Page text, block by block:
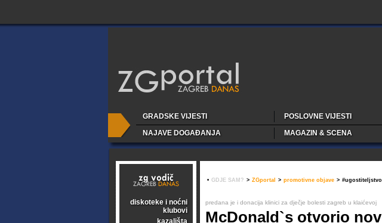
GRADSKE VIJESTI POSLOVNE VIJESTI
NAJAVE DOGAĐANJA
MAGAZIN & SCENA
diskoteke i noćni
klubovi
kazališta
• GDJE SAM? > ZGportal > promotivne objave > #ugostiteljstvo
predana je i donacija klinici za dječje bolesti zagreb u klaićevoj
McDonald`s otvorio